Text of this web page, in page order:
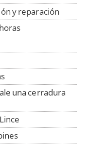
y reparación
una cerradura